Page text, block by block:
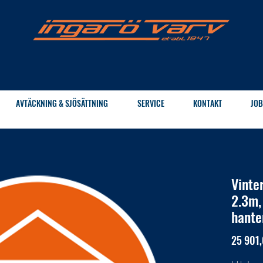
AVTÄCKNING & SJÖSÄTTNING SERVICE KONTAKT
25